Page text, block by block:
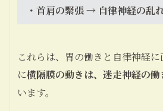
・首肩の緊張 → 自律神経の乱
これらは、胃の働きと自律神経
に横隔膜の動きは、迷走神経の
います。